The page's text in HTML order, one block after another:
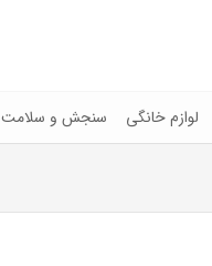
لوازم خانگی سنجش و سلامت